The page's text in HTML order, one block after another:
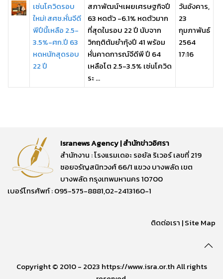
เซ่นโควิดรอบ
ใหม่! สศช.หั่นจีดี
พีปีนี้เหลือ 2.5-
3.5%-ศก.ปี 63
หดหนักสุดรอบ
22 ปี
สภาพัฒน์ฯเผยเศรษฐกิจปี
63 หดตัว -6.1% หดตัวมาก
ที่สุดในรอบ 22 ปี นับจาก
วิกฤติต้มยำกุ้งปี 41 พร้อม
หั่นคาดการณ์จีดีพี ปี 64
เหลือโต 2.5-3.5% เซ่นโควิด
ระ ...
วันอังคาร,
23
กุมภาพันธ์
2564
17:16
Isranews Agency | สำนักข่าวอิศรา
สำนักงาน : โรงแรมเดอะ รอยัล ริเวอร์ เลขที่ 219
ซอยจรัญสนิทวงศ์ 66/1 แขวง บางพลัด เขต
บางพลัด กรุงเทพมหานคร 10700
เบอร์โทรศัพท์ : 095-575-8881,02-2413160-1
ติดต่อเรา |Site Map
Copyright © 2010 - 2023 https://www.isra.or.th All rights